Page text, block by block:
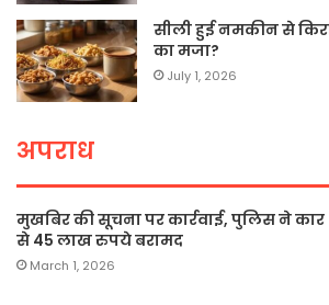
सीली हुई नमकीन से
का मजा?
July 1, 2026
अपराध
मुखबिर की सूचना पर कार्रवाई, पुलिस ने कार
से 45 लाख रुपये बरामद
March 1, 2026